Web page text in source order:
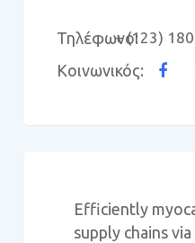
Τηλέφωνο:+ (123)
Κοινωνικός:
Efficiently
supply chains